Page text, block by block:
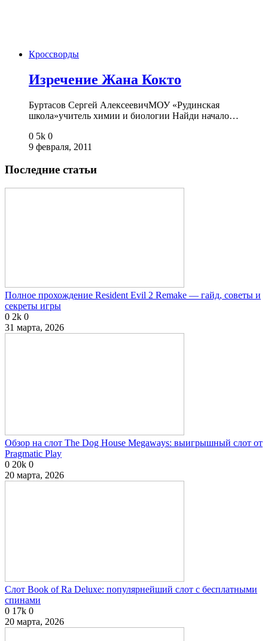
Кроссворды
Изречение Жана Кокто
Буртасов Сергей АлексеевичМОУ «Рудинская
школа»учитель химии и биологии Найди начало…
0 5k 0
9 февраля, 2011
Последние статьи
Полное прохождение Resident Evil 2 Remake — гайд, советы и
секреты игры
0 2k 0
31 марта, 2026
Обзор на слот The Dog House Megaways: выигрышный слот от
Pragmatic Play
0 20k 0
20 марта, 2026
Слот Book of Ra Deluxe: популярнейший слот с бесплатными
спинами
0 17k 0
20 марта, 2026